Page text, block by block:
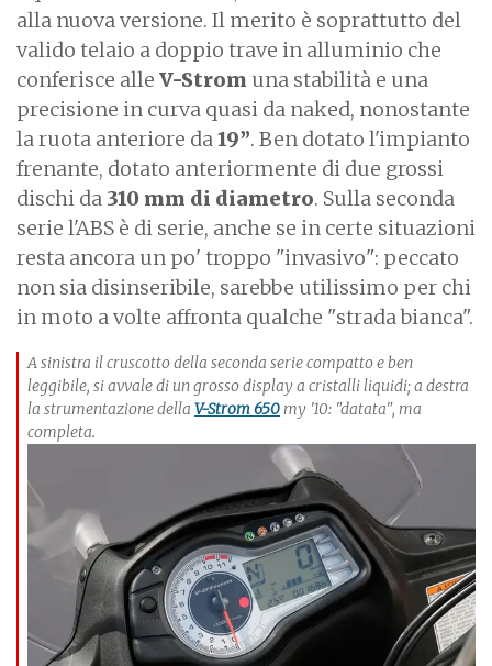
alla nuova versione. Il merito è soprattutto del
valido telaio a doppio trave in alluminio che
conferisce alle V-Strom una stabilità e una
precisione in curva quasi da naked, nonostante
la ruota anteriore da19”. Ben dotato l'impianto
frenante, dotato anteriormente di due grossi
dischi da 310 mm di diametro. Sulla seconda
serie l'ABS è di serie, anche se in certe situazioni
resta ancora un po' troppo "invasivo": peccato
non sia disinseribile, sarebbe utilissimo per chi
in moto a volte affronta qualche "strada bianca".
A sinistra il cruscotto della seconda serie compatto e ben
leggibile, si avvale di un grosso display a cristalli liquidi; a destra
la strumentazione della V-Strom 650my '10: "datata", ma
completa.